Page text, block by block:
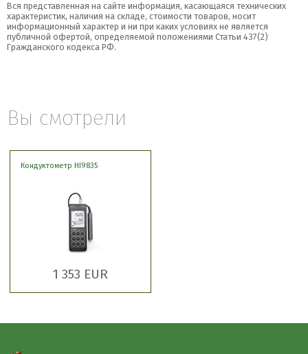
Вся представленная на сайте информация, касающаяся технических
характеристик, наличия на складе, стоимости товаров, носит
информационный характер и ни при каких условиях не является
публичной офертой, определяемой положениями Статьи 437(2)
Гражданского кодекса РФ.
Вы смотрели
Кондуктометр HI9835
1 353 EUR